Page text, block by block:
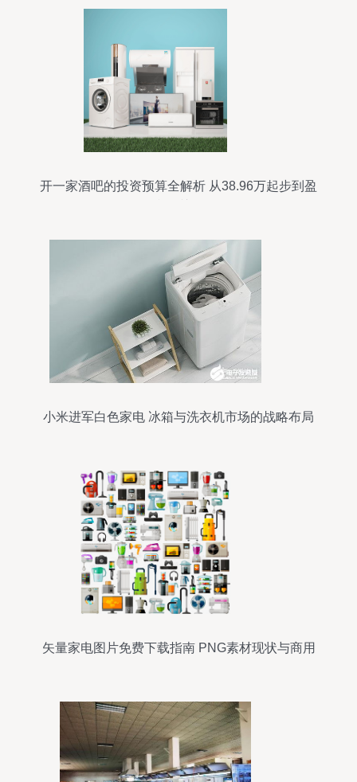
开一家酒吧的投资预算全解析 从38.96万起步到盈
小米进军白色家电 冰箱与洗衣机市场的战略布局
矢量家电图片免费下载指南 PNG素材现状与商用